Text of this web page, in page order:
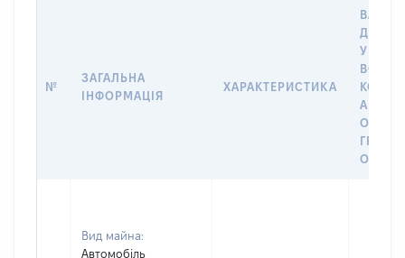
№
ЗАГАЛЬНА
ІНФОРМАЦІЯ
ХАРАКТЕРИСТИКА
ДАТУ
У
АБО
Вид майна:
Автомобіль